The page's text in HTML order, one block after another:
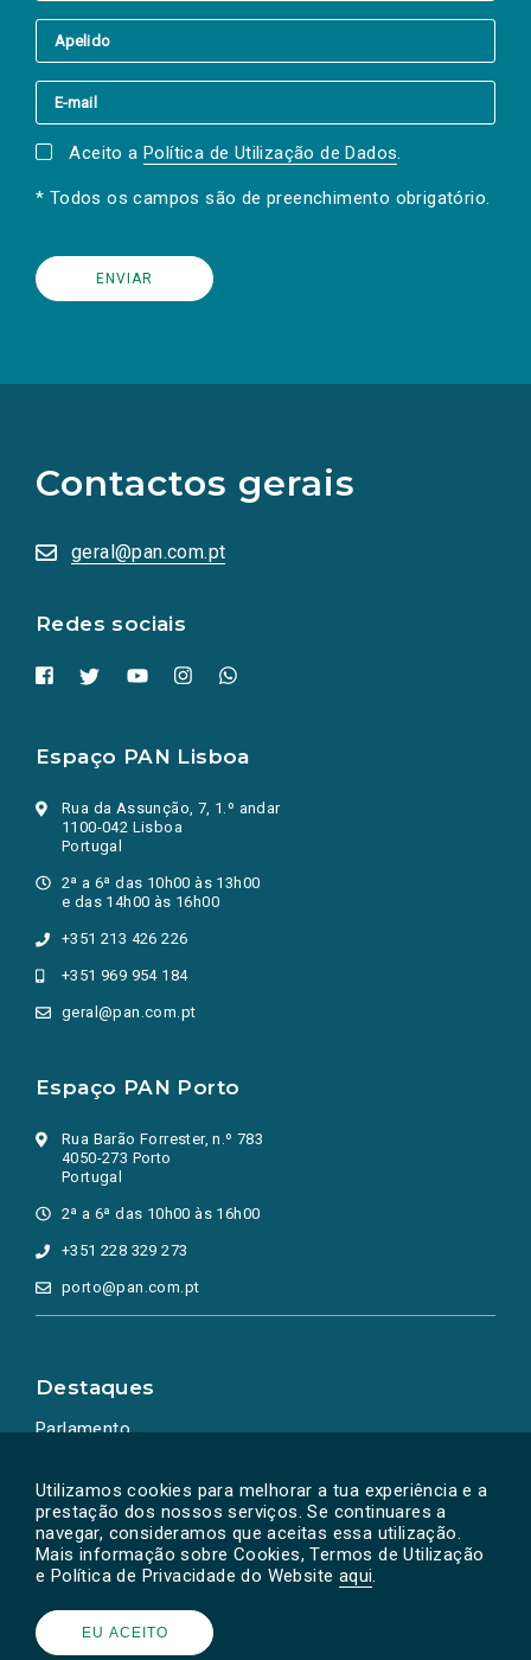
Utilizamos cookies para melhorar a tua experiência e a
prestação dos nossos serviços. Se continuares a
navegar, consideramos que aceitas essa utilização.
Mais informação sobre Cookies, Termos de Utilização
e Política de Privacidade do Website aqui.
EU ACEITO
Aceito a Política de Utilização de Dados.
* Todos os campos são de preenchimento obrigatório.
Contactos gerais
geral@pan.com.pt
Redes sociais
redes
sociais
numa
nova
Espaço PAN Lisboa
Rua da Assunção, 7, 1.º andar
1100-042 Lisboa
Portugal
2ª a 6ª das 10h00 às 13h00
e das 14h00 às 16h00
+351 213 426 226
+351 969 954 184
geral@pan.com.pt
Espaço PAN Porto
Rua Barão Forrester, n.º 783
4050-273 Porto
Portugal
2ª a 6ª das 10h00 às 16h00
+351 228 329 273
porto@pan.com.pt
Destaques
Parlamento
Powered by © PAN 2026